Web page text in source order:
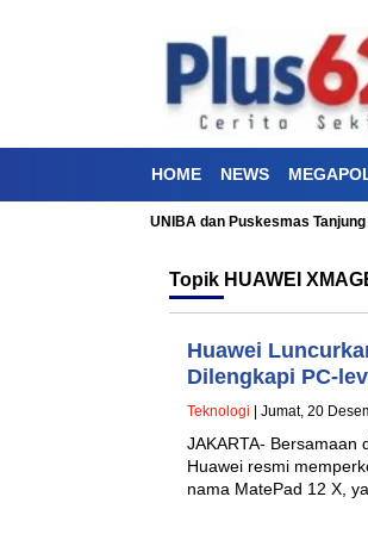
HOME NEWS
Laut” Bersama UNIBA dan Puskesmas Tanjung
Topik HUAWEI
Huawei
Dilengkapi PC-
Teknologi | Jumat, 20
JAKARTA- Bersamaan
Huawei resmi
nama MatePad 12 X,